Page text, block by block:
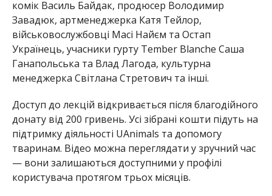
комік Василь Байдак, продюсер Володимир
Завадюк, артменеджерка Катя Тейлор,
військовослужбовці Масі Найєм та Остап
Українець, учасники гурту Tember Blanche Саша
Ганапольська та Влад Лагода, культурна
менеджерка Світлана Стретович та інші.
Доступ до лекцій відкривається після благодійного
донату від 200 гривень. Усі зібрані кошти підуть на
підтримку діяльності UAnimals та допомогу
тваринам. Відео можна переглядати у зручний час
— вони залишаються доступними у профілі
користувача протягом трьох місяців.